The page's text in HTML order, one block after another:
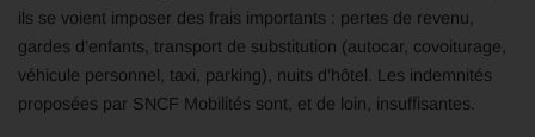
ils se voient imposer des frais importants : pertes de revenu,
gardes d’enfants, transport de substitution (autocar, covoiturage,
véhicule personnel, taxi, parking), nuits d’hôtel. Les indemnités
proposées par SNCF Mobilités sont, et de loin, insuffisantes.